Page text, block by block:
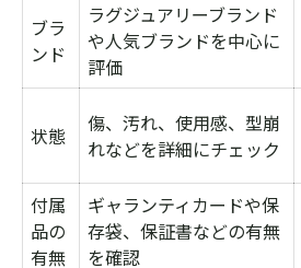
ブラ
ンド
ラグジュアリーブランド
や人気ブランドを中心に
評価
状態
傷、汚れ、使用感、型崩
れなどを詳細にチェック
付属
品の
有無
ギャランティカードや保
存袋、保証書などの有無
を確認